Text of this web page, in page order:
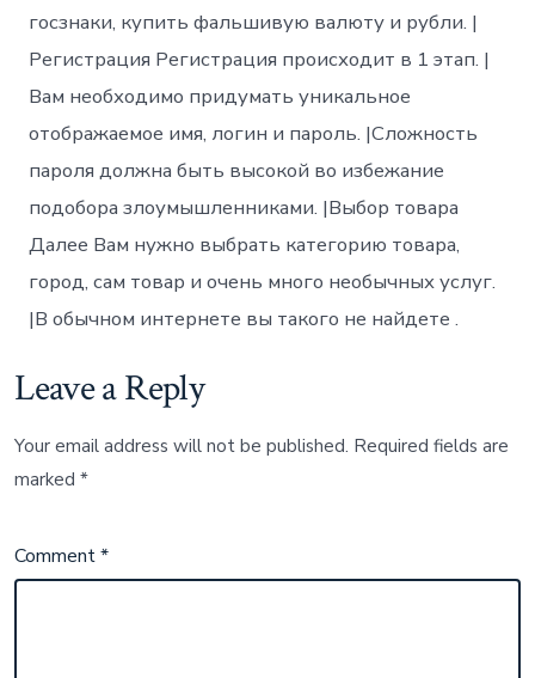
госзнаки, купить фальшивую валюту и рубли. |
Регистрация Регистрация происходит в 1 этап. |
Вам необходимо придумать уникальное
отображаемое имя, логин и пароль. |Сложность
пароля должна быть высокой во избежание
подобора злоумышленниками. |Выбор товара
Далее Вам нужно выбрать категорию товара,
город, сам товар и очень много необычных услуг.
|В обычном интернете вы такого не найдете .
Leave a Reply
Your email address will not be published. Required fields are
marked*
Comment*